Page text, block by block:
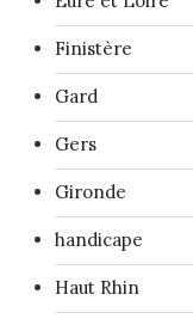
Finistère
Gard
Gers
Gironde
handicape
Haut Rhin